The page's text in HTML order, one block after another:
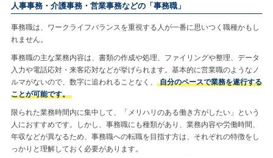
人事事務・介護事務・営業事務などの「事務職」
事務職は、ワークライフバランスを重視する人が一番に思いつく職種かもし
れません。
事務職の主な業務内容は、書類の作成や処理、ファイリングや整理、データ
入力や電話応対・来客応対などが挙げられます。基本的に営業職のようなノ
ルマがないので、数字に追われることなく、
自分のペースで業務を遂行する
ことが可能です。
限られた業務時間内に集中して、「メリハリのある働き方がしたい」という
人におすすめです。しかし、事務職にも種類があり、業務内容や労働時間、
年収などが異なるため、事務職への転職を目指す方は、それぞれの特徴をし
っかりと理解しておく必要があります。